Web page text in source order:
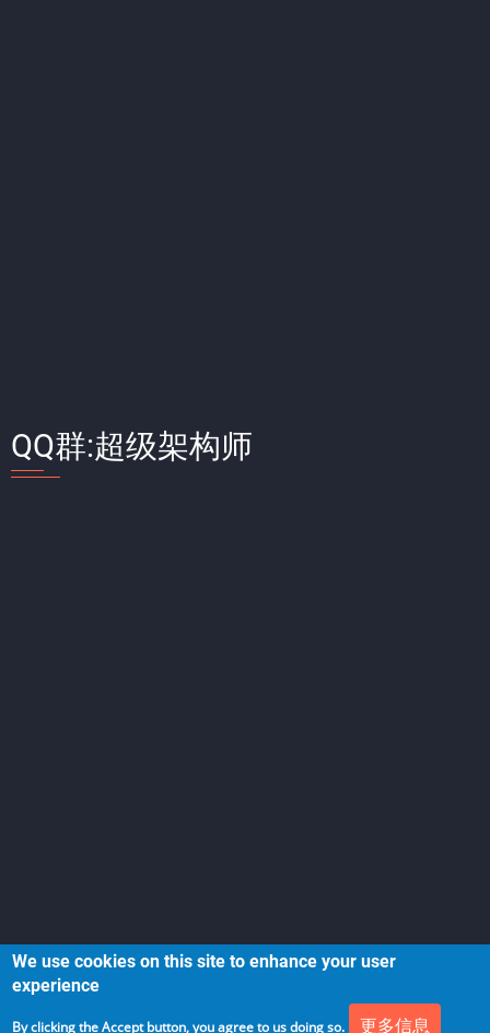
QQ群:超级架构师
We use cookies on this site to enhance your user
experience
By clicking the Accept button, you agree to us doing so. 更多信息